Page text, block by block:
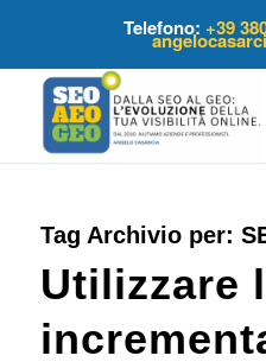
Telefono:+39
Tag Archivio per:
Utilizzare